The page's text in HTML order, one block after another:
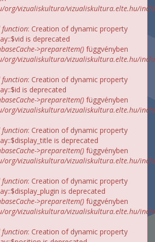
org/vizualiskultura/vizualiskultura.elte.hu/
function: Creation of dynamic property
is deprecated
>prepareItem() függvényben
org/vizualiskultura/vizualiskultura.elte.hu/
function: Creation of dynamic property
is deprecated
>prepareItem() függvényben
org/vizualiskultura/vizualiskultura.elte.hu/
function: Creation of dynamic property
is deprecated
>prepareItem() függvényben
org/vizualiskultura/vizualiskultura.elte.hu/
function: Creation of dynamic property
is deprecated
>prepareItem() függvényben
org/vizualiskultura/vizualiskultura.elte.hu/
function: Creation of dynamic property